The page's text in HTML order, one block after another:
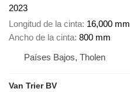
2023
Longitud de la cinta 16,000 mm
Ancho de la cinta 800 mm
Países Bajos, Tholen
Van Trier BV